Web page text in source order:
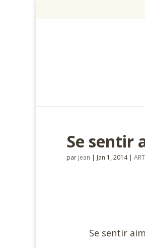
Se sentir
par jean | Jan 1, 2014|
Se sentir